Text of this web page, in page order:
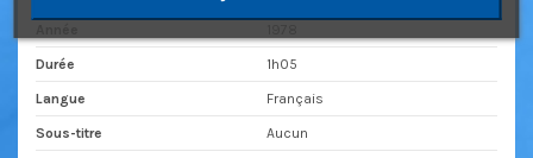
Durée 1h05
Langue Français
Sous-titre Aucun